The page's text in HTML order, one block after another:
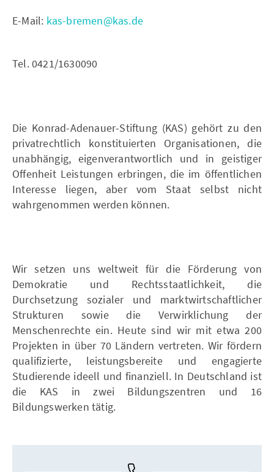
E-Mail: kas-bremen@kas.de
Tel. 0421/1630090
Die Konrad-Adenauer-Stiftung (KAS) gehört zu den
privatrechtlich konstituierten Organisationen, die
unabhängig, eigenverantwortlich und in geistiger
Offenheit Leistungen erbringen, die im öffentlichen
Interesse liegen, aber vom Staat selbst nicht
wahrgenommen werden können.
Wir setzen uns weltweit für die Förderung von
Demokratie und Rechtsstaatlichkeit, die
Durchsetzung sozialer und marktwirtschaftlicher
Strukturen sowie die Verwirklichung der
Menschenrechte ein. Heute sind wir mit etwa 200
Projekten in über 70 Ländern vertreten. Wir fördern
qualifizierte, leistungsbereite und engagierte
Studierende ideell und finanziell. In Deutschland ist
die KAS in zwei Bildungszentren und 16
Bildungswerken tätig.